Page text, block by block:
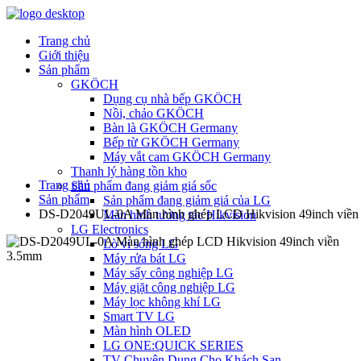
Trang chủ
Giới thiệu
Sản phẩm
GKÖCH
Dụng cụ nhà bếp GKÖCH
Nồi, chảo GKÖCH
Bàn là GKÖCH Germany
Bếp từ GKÖCH Germany
Máy vắt cam GKÖCH Germany
Thanh lý hàng tồn kho
Sản phẩm đang giảm giá sốc
Sản phẩm đang giảm giá của LG
Màn hình tương tác Hikvision
LG Electronics
Lò vi sóng LG
Máy rửa bát LG
Máy sấy công nghiệp LG
Máy giặt công nghiệp LG
Máy lọc không khí LG
Smart TV LG
Màn hình OLED
LG ONE:QUICK SERIES
Trang chủ
Sản phẩm
DS-D2049UL-0A Màn hình ghép LCD Hikvision 49inch viền